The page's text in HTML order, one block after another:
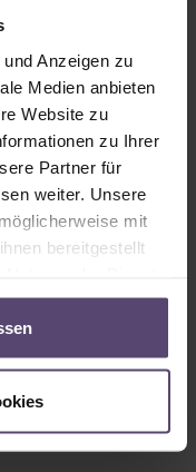
Anzeigen zu
Medien anbieten
Website zu
zu Ihrer
Partner für
weiter. Unsere
mit
bereitgestellt
benutze die Schaltflächen
den Warenkorb
MU_PC_8697_PG3
• 76%